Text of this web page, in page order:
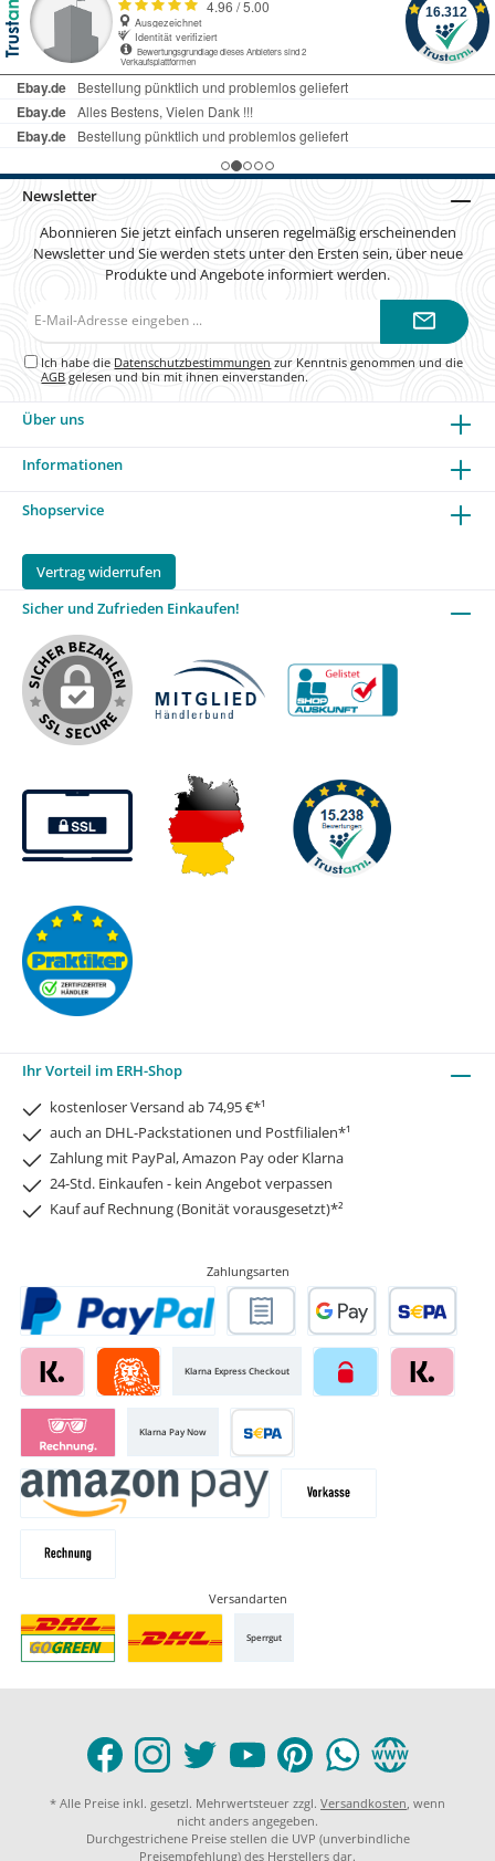
Newsletter
Abonnieren Sie jetzt einfach unseren regelmäßig erscheinenden
Newsletter und Sie werden stets unter den Ersten sein, über neue
Produkte und Angebote informiert werden.
Ich habe die Datenschutzbestimmungen zur Kenntnis genommen und die
AGB gelesen und bin mit ihnen einverstanden.
Über uns
Informationen
Shopservice
Vertrag widerrufen
Sicher und Zufrieden Einkaufen!
Ihr Vorteil im ERH-Shop
kostenloser Versand ab 74,95 €*¹
auch an DHL-Packstationen und Postfilialen*¹
Zahlung mit PayPal, Amazon Pay oder Klarna
24-Std. Einkaufen - kein Angebot verpassen
Kauf auf Rechnung (Bonität vorausgesetzt)*²
Zahlungsarten
Klarna Express Checkout
Klarna Pay Now
Versandarten
Sperrgut
* Alle Preise inkl. gesetzl. Mehrwertsteuer zzgl. Versandkosten, wenn
nicht anders angegeben.
Durchgestrichene Preise stellen die UVP (unverbindliche
Preisempfehlung) des Herstellers dar.